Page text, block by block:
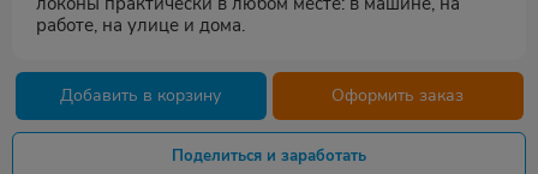
работе, на улице и дома.
Добавить в корзину Оформить заказ
Поделиться и заработать